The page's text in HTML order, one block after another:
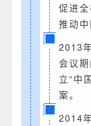
促进
推动
2013
会议
立“中
案。
2014